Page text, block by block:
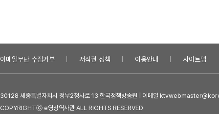
이메일무단 수집거부 저작권 정책 이용안내 사이트맵
30128 세종특별자치시 정부2청사로 13 한국정책방송원 | 이메일
COPYRIGHTⓒ e영상역사관 ALL RIGHTS RESERVED